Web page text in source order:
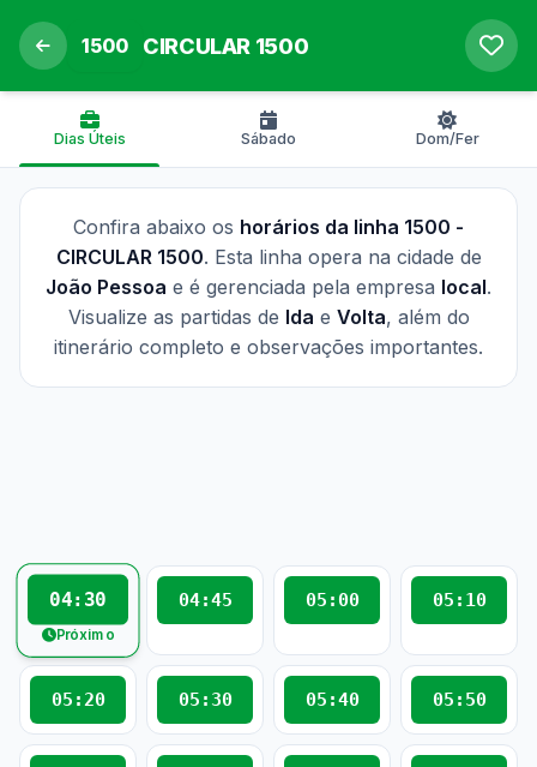
1500 CIRCULAR 1500
Dias Úteis Sábado Dom/Fer
Confira abaixo os horários da linha 1500 -
CIRCULAR 1500. Esta linha opera na cidade de
João Pessoa e é gerenciada pela empresa local.
Visualize as partidas de Ida e Volta, além do
itinerário completo e observações importantes.
04:30
Próximo
04:45 05:00 05:10
05:20 05:30 05:40 05:50